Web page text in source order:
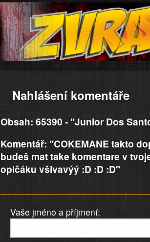
Nahlášení komentáře
Obsah: 65390 - "Junior Dos
Komentář: "COKEMANE takto
budeš mat take komentare v
opičáku všivavýý :D :D :D"
Vaše jméno a příjmení: